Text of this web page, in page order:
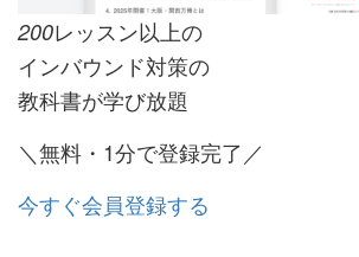
200レッスン以上の
インバウンド対策の
教科書が学び放題
＼無料・1分で登録完了／
今すぐ会員登録する